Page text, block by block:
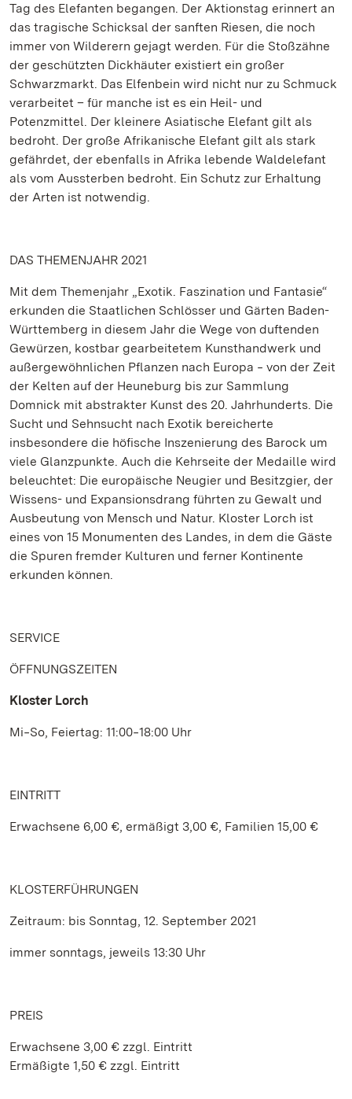
Tag des Elefanten begangen. Der Aktionstag erinnert an
das tragische Schicksal der sanften Riesen, die noch
immer von Wilderern gejagt werden. Für die Stoßzähne
der geschützten Dickhäuter existiert ein großer
Schwarzmarkt. Das Elfenbein wird nicht nur zu Schmuck
verarbeitet – für manche ist es ein Heil- und
Potenzmittel. Der kleinere Asiatische Elefant gilt als
bedroht. Der große Afrikanische Elefant gilt als stark
gefährdet, der ebenfalls in Afrika lebende Waldelefant
als vom Aussterben bedroht. Ein Schutz zur Erhaltung
der Arten ist notwendig.
DAS THEMENJAHR 2021
Mit dem Themenjahr „Exotik. Faszination und Fantasie“
erkunden die Staatlichen Schlösser und Gärten Baden-
Württemberg in diesem Jahr die Wege von duftenden
Gewürzen, kostbar gearbeitetem Kunsthandwerk und
außergewöhnlichen Pflanzen nach Europa ‒ von der Zeit
der Kelten auf der Heuneburg bis zur Sammlung
Domnick mit abstrakter Kunst des 20. Jahrhunderts. Die
Sucht und Sehnsucht nach Exotik bereicherte
insbesondere die höfische Inszenierung des Barock um
viele Glanzpunkte. Auch die Kehrseite der Medaille wird
beleuchtet: Die europäische Neugier und Besitzgier, der
Wissens- und Expansionsdrang führten zu Gewalt und
Ausbeutung von Mensch und Natur. Kloster Lorch ist
eines von 15 Monumenten des Landes, in dem die Gäste
die Spuren fremder Kulturen und ferner Kontinente
erkunden können.
SERVICE
ÖFFNUNGSZEITEN
Kloster Lorch
Mi‒So, Feiertag: 11:00‒18:00 Uhr
EINTRITT
Erwachsene 6,00 €, ermäßigt 3,00 €, Familien 15,00 €
KLOSTERFÜHRUNGEN
Zeitraum: bis Sonntag, 12. September 2021
immer sonntags, jeweils 13:30 Uhr
PREIS
Erwachsene 3,00 € zzgl. Eintritt
Ermäßigte 1,50 € zzgl. Eintritt